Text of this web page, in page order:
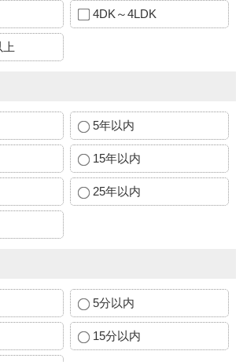
4DK～4LDK
5年以内
15年以内
25年以内
5分以内
15分以内